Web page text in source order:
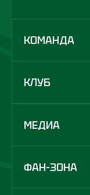
КОМАНДА
КЛУБ
МЕДИА
ФАН-ЗОНА